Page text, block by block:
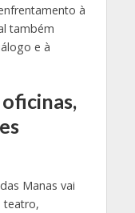
à
também
e à
Manas vai
teatro,